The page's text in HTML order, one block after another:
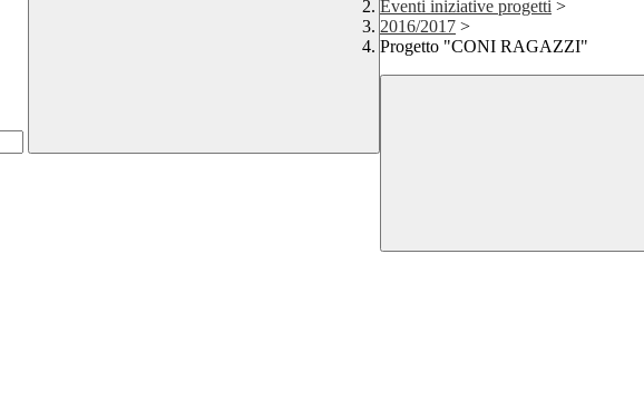
Eventi iniziative progetti >
2016/2017 >
Progetto "CONI RAGAZZI"